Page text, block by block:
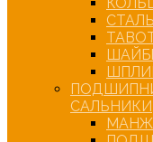
САЛЬНИКИ